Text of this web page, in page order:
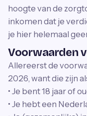
hoogte van de
inkomen dat je
je hier helemaal
Voorwaarden
Allereerst de
2026, want die zijn
• Je bent 18 jaar of
• Je hebt een